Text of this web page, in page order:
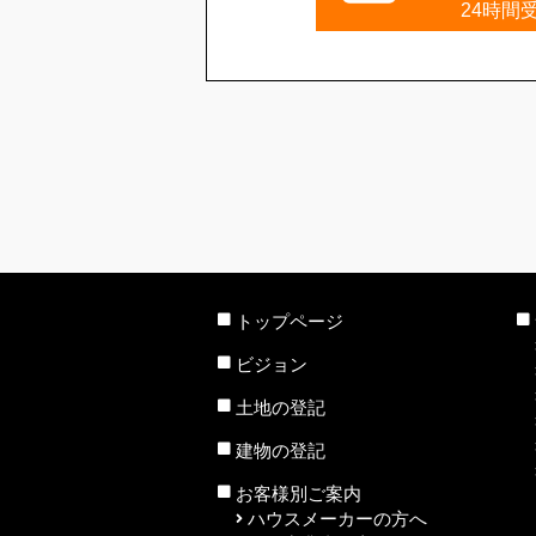
24時間
トップページ
ビジョン
土地の登記
建物の登記
お客様別ご案内
ハウスメーカーの方へ